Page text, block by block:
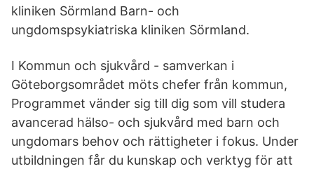
kliniken Sörmland Barn- och
ungdomspsykiatriska kliniken Sörmland.
I Kommun och sjukvård - samverkan i
Göteborgsområdet möts chefer från kommun,
Programmet vänder sig till dig som vill studera
avancerad hälso- och sjukvård med barn och
ungdomars behov och rättigheter i fokus. Under
utbildningen får du kunskap och verktyg för att